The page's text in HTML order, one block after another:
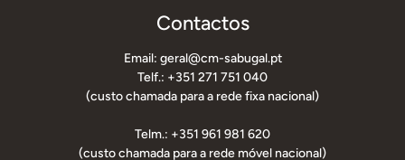
Contactos
Email: geral@cm-sabugal.pt
Telf.: +351 271 751 040
(custo chamada para a rede fixa nacional)
Telm.: +351 961 981 620
(custo chamada para a rede móvel nacional)